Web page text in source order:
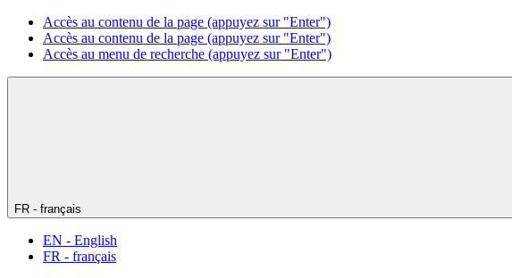
Accès au contenu de la page (appuyez sur "Enter")
Accès au contenu de la page (appuyez sur "Enter")
Accès au menu de recherche (appuyez sur "Enter")
FR - français
EN - English
FR - français